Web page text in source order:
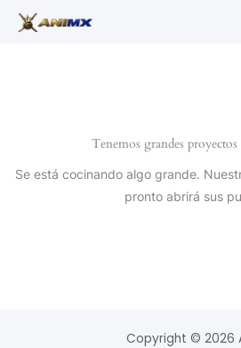
Tenemos grandes
Se está cocinando algo grande.
pronto abrirá sus
Copyright © 2026